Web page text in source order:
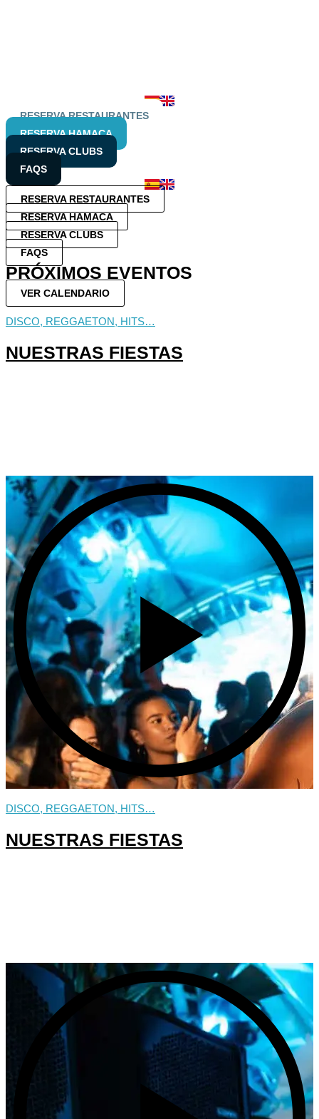
RESERVA RESTAURANTES
RESERVA HAMACA
RESERVA CLUBS
FAQS
RESERVA RESTAURANTES
RESERVA HAMACA
RESERVA CLUBS
FAQS
PRÓXIMOS EVENTOS
VER CALENDARIO
DISCO, REGGAETON, HITS…
NUESTRAS FIESTAS
DISCO, REGGAETON, HITS…
NUESTRAS FIESTAS